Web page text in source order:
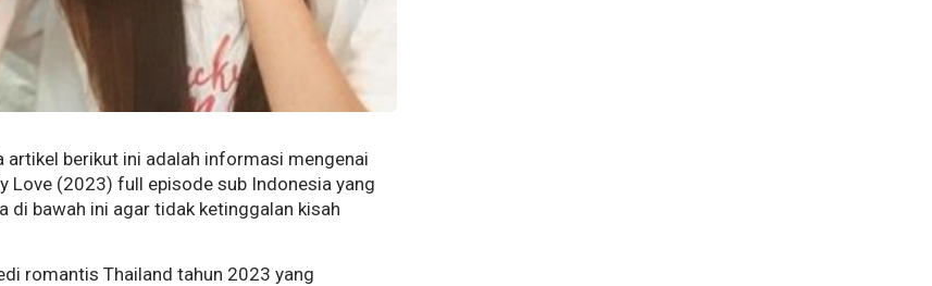
artikel berikut ini adalah informasi mengenai
Love (2023) full episode sub Indonesia yang
di bawah ini agar tidak ketinggalan kisah
romantis Thailand tahun 2023 yang